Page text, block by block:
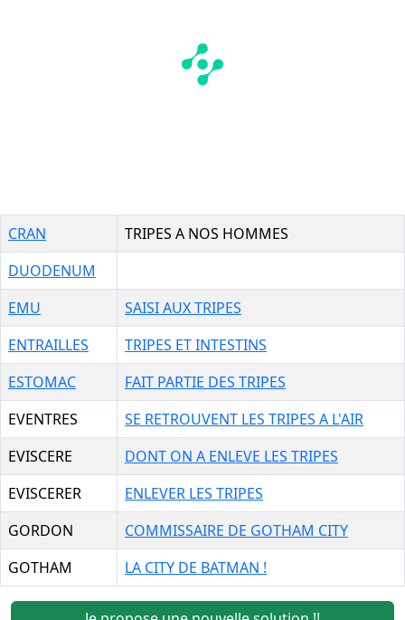
CRAN
TRIPES A NOS HOMMES
DUODENUM
EMU
SAISI AUX TRIPES
ENTRAILLES
TRIPES ET INTESTINS
ESTOMAC
FAIT PARTIE DES TRIPES
EVENTRES
SE RETROUVENT LES TRIPES A L'AIR
EVISCERE
DONT ON A ENLEVE LES TRIPES
EVISCERER
ENLEVER LES TRIPES
GORDON
COMMISSAIRE DE GOTHAM CITY
GOTHAM
LA CITY DE BATMAN !